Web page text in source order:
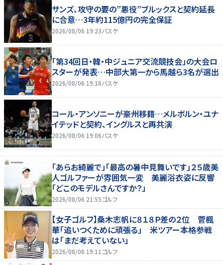
サンズ、攻守の要の”悪役”ブルックスと契約延長
に合意…3年約115億円の完全保証
2026/08/06 19:23バスケ
「第34回日・韓・中ジュニア交流競技会」の大会ロ
スターが発表…中部大第一から馬越ら3名が選出
2026/08/06 19:18バスケ
コール・アンソニーが豪州移籍…メルボルン・ユナ
イテッドと契約、イングルスと再共演
2026/08/06 19:06バスケ
「あらお綺麗で」「最高の暑中見舞いです」２５歳美
人ゴルファーが雰囲気一変 美麗浴衣姿に反響
「どこのモデルさんですか？」
2026/08/06 21:55ゴルフ
【女子ゴルフ】桑木志帆に８１８Ｐ差の２位 菅楓
華「追いつくために頑張る」 米ツアー本格参戦
は「まだ考えていない」
2026/08/06 19:11 ゴルフ